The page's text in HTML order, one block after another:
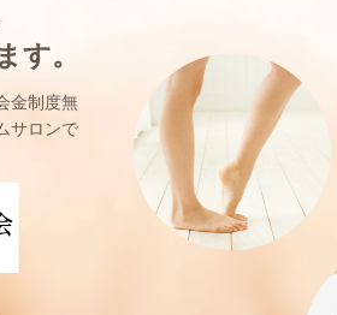
す。
金制度無
サロンで